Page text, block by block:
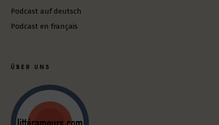
Podcast auf deutsch
Podcast en français
ÜBER UNS